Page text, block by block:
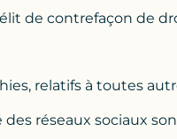
de contrefaçon de
relatifs à toutes
des réseaux sociaux